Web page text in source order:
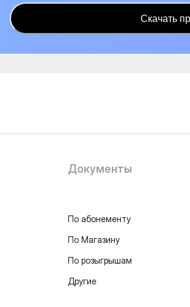
Скачать
Документы
По абонементу
По Магазину
По розыгрышам
Другие